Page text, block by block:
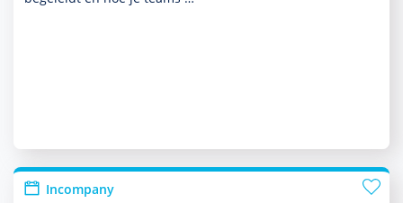
Incompany